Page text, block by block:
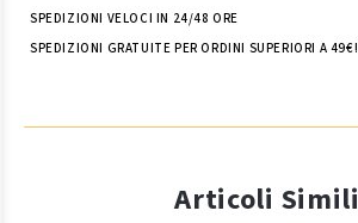
SPEDIZIONI VELOCI IN 24/48 ORE
SPEDIZIONI GRATUITE PER ORDINI SUPERIORI A 49€!
Articoli Simili